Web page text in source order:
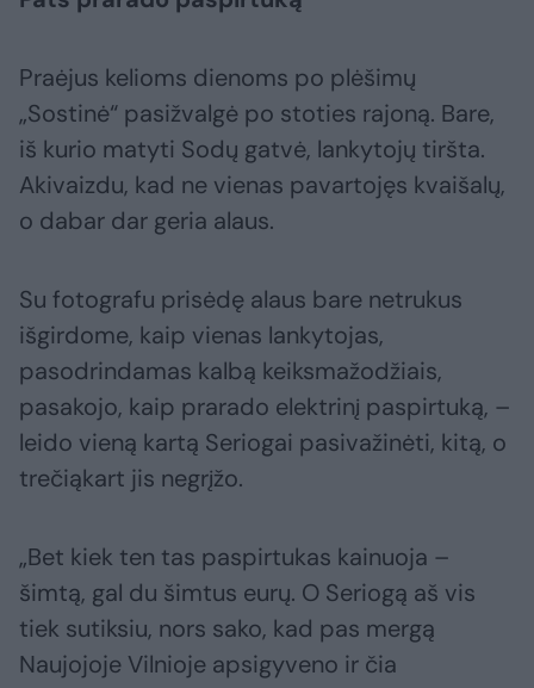
Praėjus kelioms dienoms po plėšimų
„Sostinė“ pasižvalgė po stoties rajoną. Bare,
iš kurio matyti Sodų gatvė, lankytojų tiršta.
Akivaizdu, kad ne vienas pavartojęs kvaišalų,
o dabar dar geria alaus.
Su fotografu prisėdę alaus bare netrukus
išgirdome, kaip vienas lankytojas,
pasodrindamas kalbą keiksmažodžiais,
pasakojo, kaip prarado elektrinį paspirtuką, –
leido vieną kartą Seriogai pasivažinėti, kitą, o
trečiąkart jis negrįžo.
„Bet kiek ten tas paspirtukas kainuoja –
šimtą, gal du šimtus eurų. O Seriogą aš vis
tiek sutiksiu, nors sako, kad pas mergą
Naujojoje Vilnioje apsigyveno ir čia